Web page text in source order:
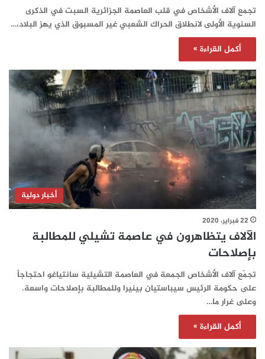
تجمع آلاف الأشخاص في قلب العاصمة الجزائرية السبت في الذكرى
السنوية الأولى لانطلاق الحراك الشعبي غير المسبوق الذي يهز البلاد،…
أكمل القراءة »
أخبار دولية
22 فبراير، 2020
الآلاف يتظاهرون في عاصمة تشيلي للمطالبة
بإصلاحات
تجمّع آلاف الأشخاص الجمعة في العاصمة التشيلية سانتياغو احتجاجاً
على حكومة الرئيس سيباستيان بينيرا وللمطالبة بإصلاحات واسعة.
وعلى غرار ما…
أكمل القراءة »